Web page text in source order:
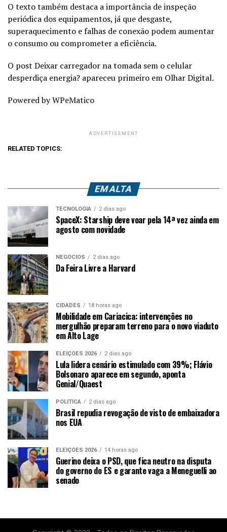
O texto também destaca a importância de inspeção
periódica dos equipamentos, já que desgaste,
superaquecimento e falhas de conexão podem aumentar
o consumo ou comprometer a eficiência.
O post Deixar carregador na tomada sem o celular
desperdiça energia? apareceu primeiro em Olhar Digital.
Powered by WPeMatico
ADVERTISEMENT
RELATED TOPICS:
EM ALTA
TECNOLOGIA 2 dias ago
SpaceX: Starship deve voar pela 14ª vez ainda em
agosto com novidade
NEGÓCIOS 2 dias ago
Da Feira Livre a Harvard
CIDADES 18 horas ago
Mobilidade em Cariacica: intervenções no
mergulhão preparam terreno para o novo viaduto
em Alto Lage
ELEIÇÕES 2026 2 dias ago
Lula lidera cenário estimulado com 39%; Flávio
Bolsonaro aparece em segundo, aponta
Genial/Quaest
POLÍTICA 2 dias ago
Brasil repudia revogação de visto de embaixadora
nos EUA
ELEIÇÕES 2026 14 horas ago
Guerino deixa o PSD, que fica neutro na disputa
do governo do ES e garante vaga a Meneguelli ao
senado